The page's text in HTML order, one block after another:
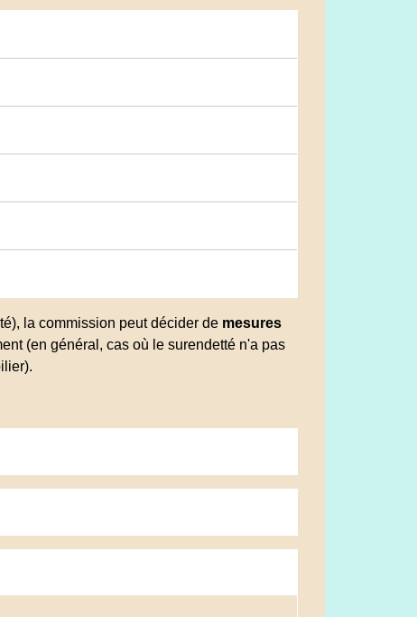
la commission peut décider de mesures
(en général, cas où le surendetté n'a pas